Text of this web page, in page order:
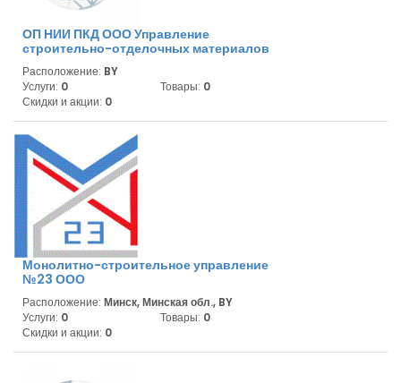
ОП НИИ ПКД ООО Управление
строительно-отделочных материалов
Расположение: BY
Услуги: 0 Товары: 0
Скидки и акции: 0
Монолитно-строительное управление
№23 ООО
Расположение: Минск, Минская обл., BY
Услуги: 0 Товары: 0
Скидки и акции: 0